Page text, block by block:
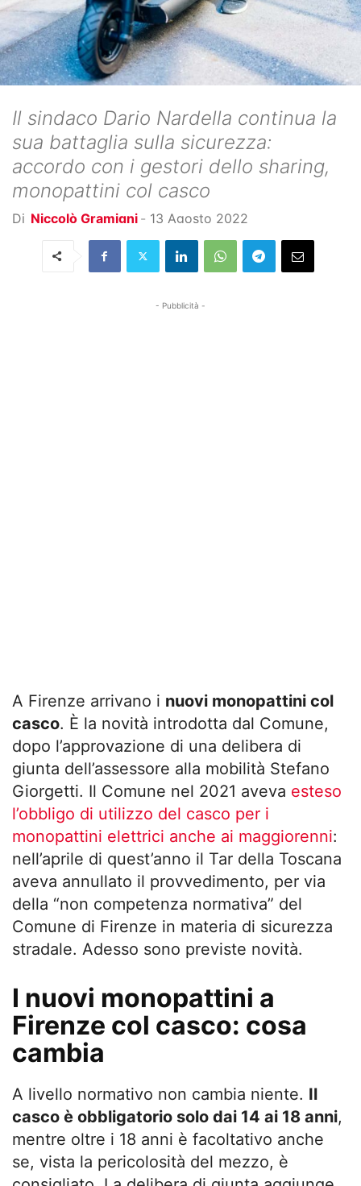
Il sindaco Dario Nardella continua la
sua battaglia sulla sicurezza:
accordo con i gestori dello sharing,
monopattini col casco
Di Niccolò Gramigni - 13 Agosto 2022
- Pubblicità -
A Firenze arrivano i nuovi monopattini col
casco. È la novità introdotta dal Comune,
dopo l’approvazione di una delibera di
giunta dell’assessore alla mobilità Stefano
Giorgetti. Il Comune nel 2021 aveva esteso
l’obbligo di utilizzo del casco per i
monopattini elettrici anche ai maggiorenni:
nell’aprile di quest’anno il Tar della Toscana
aveva annullato il provvedimento, per via
della “non competenza normativa” del
Comune di Firenze in materia di sicurezza
stradale. Adesso sono previste novità.
I nuovi monopattini a
Firenze col casco: cosa
cambia
A livello normativo non cambia niente. Il
casco è obbligatorio solo dai 14 ai 18 anni,
mentre oltre i 18 anni è facoltativo anche
se, vista la pericolosità del mezzo, è